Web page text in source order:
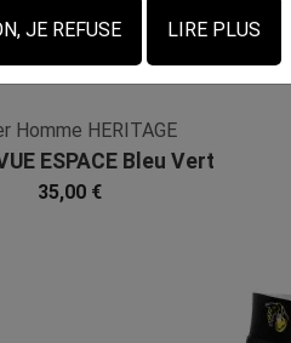
Homme HERITAGE
ESPACE Bleu Vert
Microfibre
35,00 €
JE REFUSE LIRE PLUS